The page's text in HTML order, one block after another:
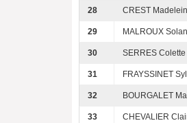
28 CREST
29 MALROUX
30 SERRES Colette
31 FRAYSSINET
32 BOURGALET
33 CHEVALIER